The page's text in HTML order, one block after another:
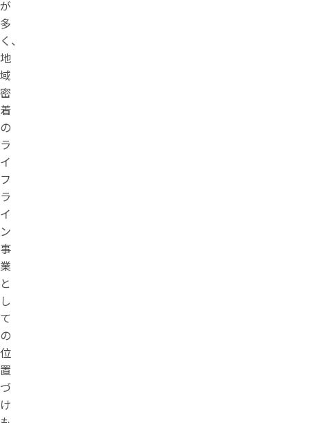
が
多
く、
地
域
密
着
の
ラ
イ
フ
ラ
イ
ン
事
業
と
し
て
の
位
置
づ
け